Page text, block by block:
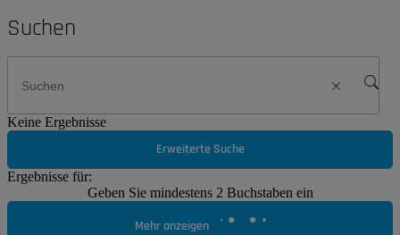
Suchen
Keine Ergebnisse
Erweiterte Suche
Ergebnisse für:
Geben Sie mindestens 2 Buchstaben ein
Mehr anzeigen